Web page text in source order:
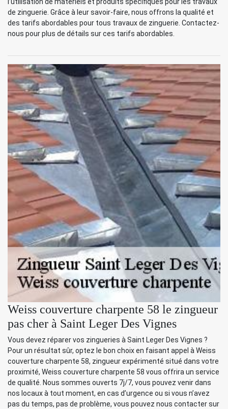
de zinguerie. Grâce à leur savoir-faire, nous offrons la qualité et
des tarifs abordables pour tous travaux de zinguerie. Contactez-
nous pour plus de détails sur ces tarifs abordables.
Weiss couverture charpente 58 le zingueur
pas cher à Saint Leger Des Vignes
Vous devez réparer vos zingueries à Saint Leger Des Vignes ?
Pour un résultat sûr, optez le bon choix en faisant appel à Weiss
couverture charpente 58, zingueur expérimenté situé dans votre
proximité, Weiss couverture charpente 58 vous offrira un service
de qualité. Nous sommes ouverts 7j/7, vous pouvez venir dans
nos locaux à tout moment, en cas d’urgence ou si vous n’avez
pas du temps, pas de problème, vous pouvez nous contacter sur